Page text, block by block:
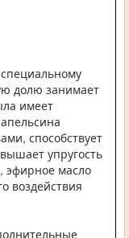
долю занимает
имеет
способствует
упругость
эфирное масло
воздействия